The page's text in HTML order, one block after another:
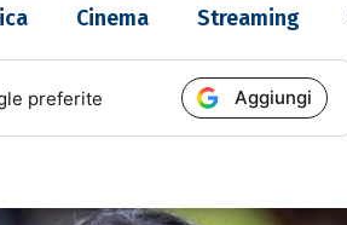
Cinema Streaming
preferite Aggiungi